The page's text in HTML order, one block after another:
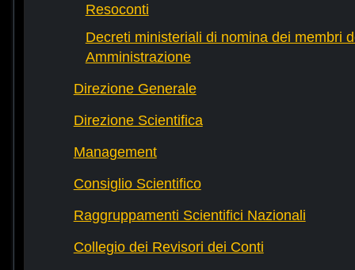
Resoconti
Decreti ministeriali di nomina dei membri
Amministrazione
Direzione Generale
Direzione Scientifica
Management
Consiglio Scientifico
Raggruppamenti Scientifici Nazionali
Collegio dei Revisori dei Conti